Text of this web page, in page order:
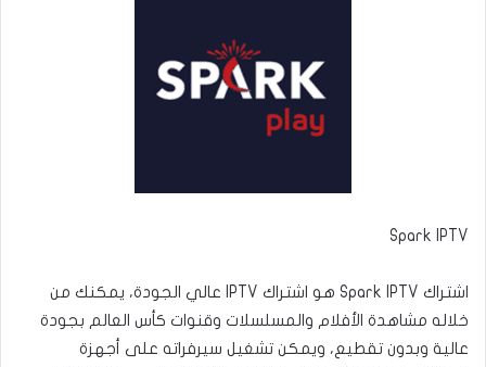
Spark IPTV
اشتراك Spark IPTV هو اشتراك IPTV عالي الجودة، يمكنك من
خلاله مشاهدة الأفلام والمسلسلات وقنوات كأس العالم بجودة
عالية وبدون تقطيع، ويمكن تشغيل سيرفراته على أجهزة